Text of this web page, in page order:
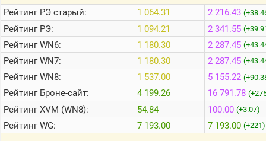
стримеров
Информация
Онлайн
Цветовая
шкала
Теlegram
РейтингРЭ старый:
РейтингРЭ:
РейтингWN6:
РейтингWN7:
РейтингWN8:
РейтингБроне-сайт:
РейтингXVM (WN8):
РейтингWG:
1 064.31
1 094.21
1 180.30
1 180.30
1 537.00
4 199.26
54.84
7 193.00
2 216.43
2 341.55
2 287.45
2 287.45
5 155.22
16 791.78
100.00 (+3.07)
7 193.00 (+221)